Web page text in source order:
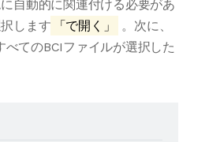
自動的に関連付ける必要があ
します
「で開く」
。次に、
てのBCIファイルが選択した